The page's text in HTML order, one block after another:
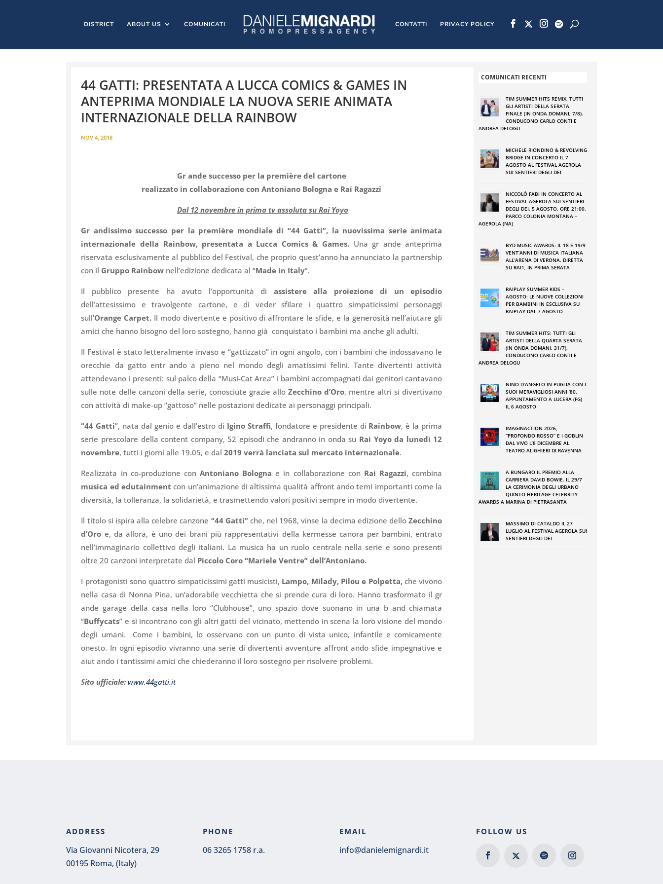
DISTRICT ABOUT US COMUNICATI CONTATTI PRIVACY POLICY
44 GATTI: PRESENTATA A LUCCA COMICS & GAMES IN
ANTEPRIMA MONDIALE LA NUOVA SERIE ANIMATA
INTERNAZIONALE DELLA RAINBOW
NOV 4, 2018
Gr ande successo per la première del cartone
realizzato in collaborazione con Antoniano Bologna e Rai Ragazzi
Dal 12 novembre in prima tv assoluta su Rai Yoyo
Gr andissimo successo per la première mondiale di “44 Gatti”, la nuovissima serie animata
internazionale della Rainbow, presentata a Lucca Comics & Games. Una gr ande anteprima
riservata esclusivamente al pubblico del Festival, che proprio quest’anno ha annunciato la partnership
con il Gruppo Rainbow nell’edizione dedicata al “Made in Italy”.
Il pubblico presente ha avuto l’opportunità di assistere alla proiezione di un episodio
dell’attesissimo e travolgente cartone, e di veder sfilare i quattro simpaticissimi personaggi
sull’Orange Carpet. Il modo divertente e positivo di affrontare le sfide, e la generosità nell’aiutare gli
amici che hanno bisogno del loro sostegno, hanno già conquistato i bambini ma anche gli adulti.
Il Festival è stato letteralmente invaso e “gattizzato” in ogni angolo, con i bambini che indossavano le
orecchie da gatto entr ando a pieno nel mondo degli amatissimi felini. Tante divertenti attività
attendevano i presenti: sul palco della “Musi-Cat Area” i bambini accompagnati dai genitori cantavano
sulle note delle canzoni della serie, conosciute grazie allo Zecchino d’Oro, mentre altri si divertivano
con attività di make-up “gattoso” nelle postazioni dedicate ai personaggi principali.
“44 Gatti”, nata dal genio e dall’estro di Igino Straffi, fondatore e presidente di Rainbow, è la prima
serie prescolare della content company, 52 episodi che andranno in onda su Rai Yoyo da lunedì 12
novembre, tutti i giorni alle 19.05, e dal 2019 verrà lanciata sul mercato internazionale.
Realizzata in co-produzione conAntoniano Bologna e in collaborazione con Rai Ragazzi, combina
musica ed edutainment con un’animazione di altissima qualità affront ando temi importanti come la
diversità, la tolleranza, la solidarietà, e trasmettendo valori positivi sempre in modo divertente.
Il titolo si ispira alla celebre canzone “44 Gatti”che, nel 1968, vinse la decima edizione delloZecchino
d’Oro e, da allora, è uno dei brani più rappresentativi della kermesse canora per bambini, entrato
nell’immaginario collettivo degli italiani. La musica ha un ruolo centrale nella serie e sono presenti
oltre 20 canzoni interpretate dal Piccolo Coro “Mariele Ventre” dell’Antoniano.
I protagonisti sono quattro simpaticissimi gatti musicisti, Lampo, Milady, Pilou e Polpetta,che vivono
nella casa di Nonna Pina, un’adorabile vecchietta che si prende cura di loro. Hanno trasformato il gr
ande garage della casa nella loro “Clubhouse”, uno spazio dove suonano in una b and chiamata
“Buffycats” e si incontrano con gli altri gatti del vicinato, mettendo in scena la loro visione del mondo
degli umani. Come i bambini, lo osservano con un punto di vista unico, infantile e comicamente
onesto. In ogni episodio vivranno una serie di divertenti avventure affront ando sfide impegnative e
aiut ando i tantissimi amici che chiederanno il loro sostegno per risolvere problemi.
Sito ufficiale:www.44gatti.it
COMUNICATI RECENTI
TIM SUMMER HITS REMIX, TUTTI
GLI ARTISTI DELLA SERATA
FINALE (IN ONDA DOMANI, 7/8).
CONDUCONO CARLO CONTI E
ANDREA DELOGU
MICHELE RIONDINO & REVOLVING
BRIDGE IN CONCERTO IL 7
AGOSTO AL FESTIVAL AGEROLA
SUI SENTIERI DEGLI DEI
NICCOLÒ FABI IN CONCERTO AL
FESTIVAL AGEROLA SUI SENTIERI
DEGLI DEI. 5 AGOSTO, ORE 21:00.
PARCO COLONIA MONTANA –
AGEROLA (NA)
BYD MUSIC AWARDS: IL 18 E 19/9
VENT’ANNI DI MUSICA ITALIANA
ALL’ARENA DI VERONA. DIRETTA
SU RAI1, IN PRIMA SERATA
RAIPLAY SUMMER KIDS –
AGOSTO: LE NUOVE COLLEZIONI
PER BAMBINI IN ESCLUSIVA SU
RAIPLAY DAL 7 AGOSTO
TIM SUMMER HITS: TUTTI GLI
ARTISTI DELLA QUARTA SERATA
(IN ONDA DOMANI, 31/7).
CONDUCONO CARLO CONTI E
ANDREA DELOGU
NINO DʼANGELO IN PUGLIA CON I
SUOI MERAVIGLIOSI ANNI ʼ80.
APPUNTAMENTO A LUCERA (FG)
IL 6 AGOSTO
IMAGINACTION 2026,
“PROFONDO ROSSO” E I GOBLIN
DAL VIVO L’8 DICEMBRE AL
TEATRO ALIGHIERI DI RAVENNA
A BUNGARO IL PREMIO ALLA
CARRIERA DAVID BOWIE. IL 29/7
LA CERIMONIA DEGLI URBANO
QUINTO HERITAGE CELEBRITY
AWARDS A MARINA DI PIETRASANTA
MASSIMO DI CATALDO IL 27
LUGLIO AL FESTIVAL AGEROLA SUI
SENTIERI DEGLI DEI
ADDRESS
Via Giovanni Nicotera, 29
00195 Roma, (Italy)
PHONE
06 3265 1758 r.a.
EMAIL
info@danielemignardi.it
FOLLOW US